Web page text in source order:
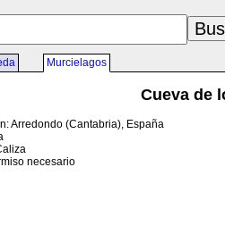
Murcielagos
Cueva de
Arredondo (Cantabria), España
necesario